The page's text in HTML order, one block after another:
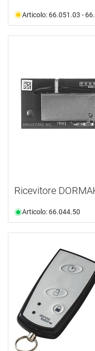
Articolo: 66.051.03 -
Ricevitore
Articolo: 66.044.50